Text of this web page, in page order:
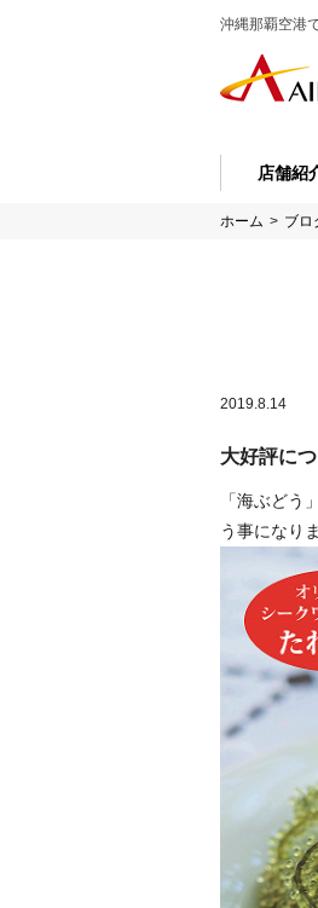
沖縄那覇空港
店舗紹
ホーム > ブロ
2019.8.14
大好評に
「海ぶど
う事になり